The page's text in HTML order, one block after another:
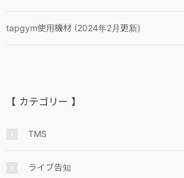
tapgym使用機材 (2024年2月更新)
【 カテゴリー 】
TMS
ライブ告知